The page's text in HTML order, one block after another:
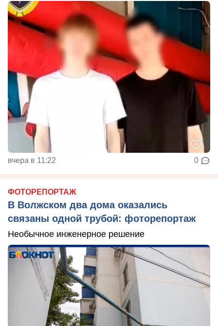
вчера в 11:22 0
ФОТОРЕПОРТАЖ
В Волжском два дома оказались
связаны одной трубой: фоторепортаж
Необычное инженерное решение